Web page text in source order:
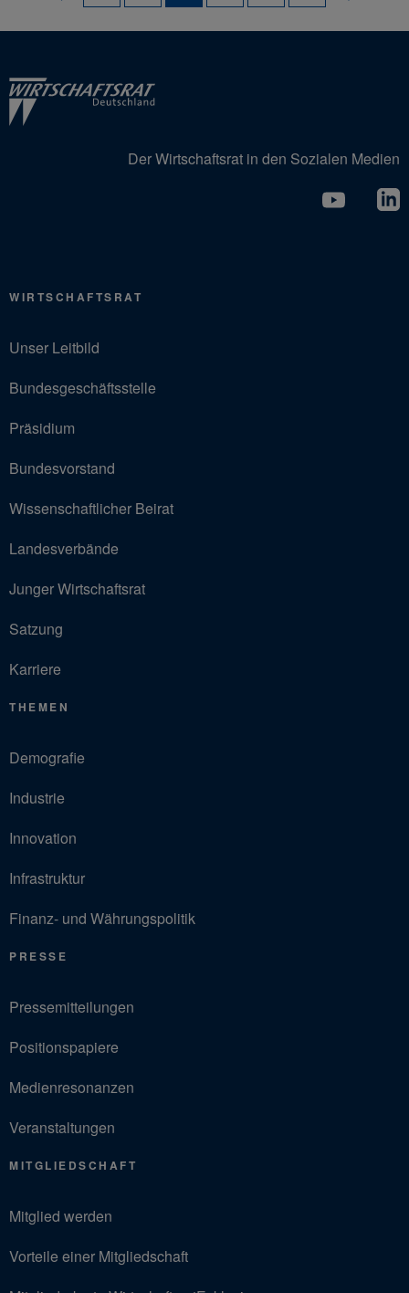
Der Wirtschaftsrat in den Sozialen Medien
WIRTSCHAFTSRAT
Unser Leitbild
Bundesgeschäftsstelle
Präsidium
Bundesvorstand
Wissenschaftlicher Beirat
Landesverbände
Junger Wirtschaftsrat
Satzung
Karriere
THEMEN
Demografie
Industrie
Innovation
Infrastruktur
Finanz- und Währungspolitik
PRESSE
Pressemitteilungen
Positionspapiere
Medienresonanzen
Veranstaltungen
MITGLIEDSCHAFT
Mitglied werden
Vorteile einer Mitgliedschaft